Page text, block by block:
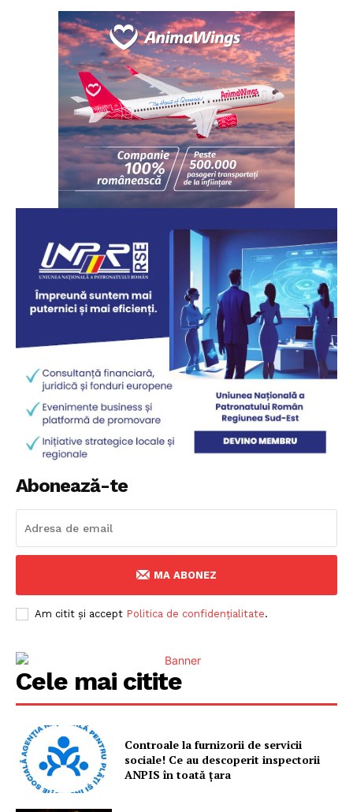
Abonează-te
MA ABONEZ
Am citit și accept Politica de confidențialitate.
Cele mai citite
Controale la furnizorii de servicii
sociale! Ce au descoperit inspectorii
ANPIS în toată țara